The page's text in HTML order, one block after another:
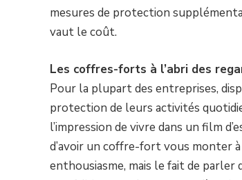
mesures de protection
vaut le coût.
Les coffres-forts à l’abri des
Pour la plupart des entreprises,
protection de leurs activités
l’impression de vivre dans un film
d’avoir un coffre-fort vous monter
enthousiasme, mais le fait de